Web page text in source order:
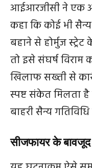
आईआरजीसी ने एक
कहा कि कोई भी
बहाने से होर्मुज
तो इसे संघर्ष
खिलाफ सख्ती से
स्पष्ट संकेत मिलता है
बाहरी सैन्य
सीजफायर के बावजूद